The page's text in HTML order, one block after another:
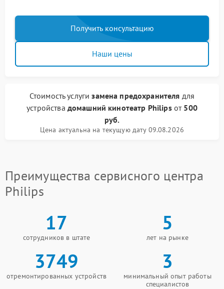
Получить консультацию
Наши цены
Стоимость услугизамена предохранителя для
устройства домашний кинотеатр Philipsот 500
руб.
Цена актуальна на текущую дату 09.08.2026
Преимущества сервисного центра
Philips
17
сотрудников в штате
5
лет на рынке
3749
отремонтированных устройств
3
минимальный опыт работы
специалистов